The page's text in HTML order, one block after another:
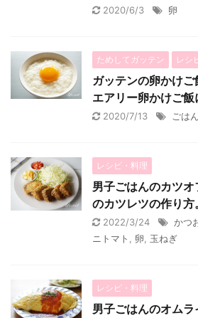
2020/6/3 卵
ためしてガッテン レシ
ガッテンの卵かけ
エアリー卵かけご飯
2020/7/13 ごは
レシピ・料理
男子ごはんのカツ
のカツレツの作り方。
2022/3/24 かつ
ニトマト
卵 玉ねぎ
レシピ・料理
男子ごはんのオム